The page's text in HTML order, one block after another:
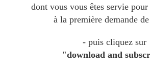
dont vous vous êtes servie
à la première demande
- puis cliquez sur
"download and